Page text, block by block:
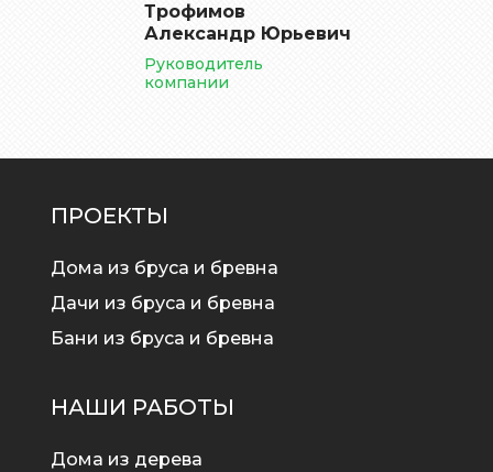
Трофимов
Александр Юрьевич
Руководитель
компании
ПРОЕКТЫ
Дома из бруса и бревна
Дачи из бруса и бревна
Бани из бруса и бревна
НАШИ РАБОТЫ
Дома из дерева